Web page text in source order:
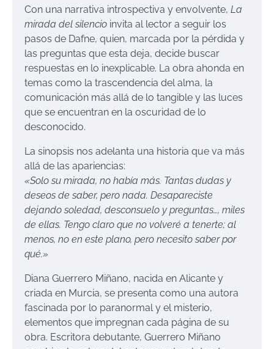
Con una narrativa introspectiva y envolvente, La
mirada del silencio invita al lector a seguir los
pasos de Dafne, quien, marcada por la pérdida y
las preguntas que esta deja, decide buscar
respuestas en lo inexplicable. La obra ahonda en
temas como la trascendencia del alma, la
comunicación más allá de lo tangible y las luces
que se encuentran en la oscuridad de lo
desconocido.
La sinopsis nos adelanta una historia que va más
allá de las apariencias:
«Solo su mirada, no había más. Tantas dudas y
deseos de saber, pero nada. Desapareciste
dejando soledad, desconsuelo y preguntas…, miles
de ellas. Tengo claro que no volveré a tenerte; al
menos, no en este plano, pero necesito saber por
qué.»
Diana Guerrero Miñano, nacida en Alicante y
criada en Murcia, se presenta como una autora
fascinada por lo paranormal y el misterio,
elementos que impregnan cada página de su
obra. Escritora debutante, Guerrero Miñano